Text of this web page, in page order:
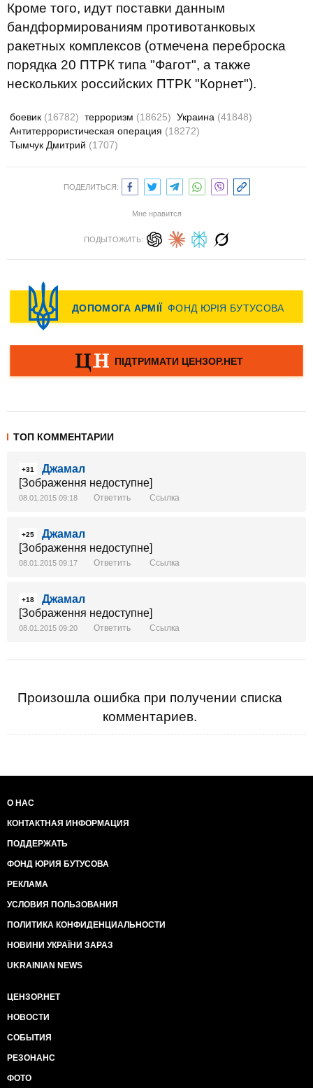
Кроме того, идут поставки данным
бандформированиям противотанковых
ракетных комплексов (отмечена переброска
порядка 20 ПТРК типа "Фагот", а также
нескольких российских ПТРК "Корнет").
боевик (16782) терроризм (18625) Украина (41848)
Антитеррористическая операция (18272)
Тымчук Дмитрий (1707)
ПОДЕЛИТЬСЯ:
Мне нравится
ПОДЫТОЖИТЬ:
ТОП КОММЕНТАРИИ
+31
Джамал
[Зображення недоступне]
08.01.2015 09:18 Ответить Ссылка
+25
Джамал
[Зображення недоступне]
08.01.2015 09:17 Ответить Ссылка
+18
Джамал
[Зображення недоступне]
08.01.2015 09:20 Ответить Ссылка
Произошла ошибка при получении списка
комментариев.
О НАС
КОНТАКТНАЯ ИНФОРМАЦИЯ
ПОДДЕРЖАТЬ
ФОНД ЮРИЯ БУТУСОВА
РЕКЛАМА
УСЛОВИЯ ПОЛЬЗОВАНИЯ
ПОЛИТИКА КОНФИДЕНЦИАЛЬНОСТИ
НОВИНИ УКРАЇНИ ЗАРАЗ
UKRAINIAN NEWS
ЦЕНЗОР.НЕТ
НОВОСТИ
СОБЫТИЯ
РЕЗОНАНС
ФОТО